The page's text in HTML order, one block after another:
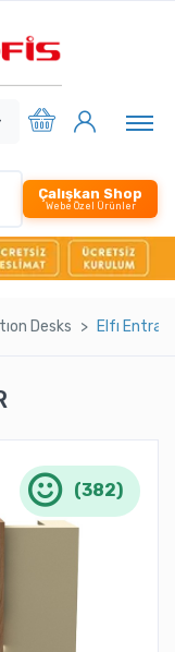
Çalışkan Shop
Webe Özel Ürünler
Desks Elfı
(382)